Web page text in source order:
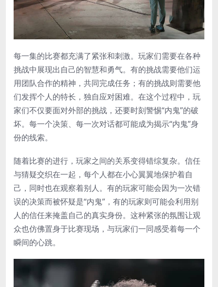
每一集的比赛都充满了紧张和刺激。玩家们需要在各种
挑战中展现出自己的智慧和勇气。有的挑战需要他们运
用团队合作的精神，共同完成任务；有的挑战则需要他
们发挥个人的特长，独自应对困难。在这个过程中，玩
家们不仅要面对外部的挑战，还要时刻警惕“内鬼”的破
坏。每一个决策、每一次对话都可能成为揭示“内鬼”身
份的线索。
随着比赛的进行，玩家之间的关系变得错综复杂。信任
与猜疑交织在一起，每个人都在小心翼翼地保护着自
己，同时也在观察着别人。有的玩家可能会因为一次错
误的决策而被怀疑是“内鬼”，有的玩家则可能会利用别
人的信任来掩盖自己的真实身份。这种紧张的氛围让观
众也仿佛置身于比赛现场，与玩家们一同感受着每一个
瞬间的心跳。